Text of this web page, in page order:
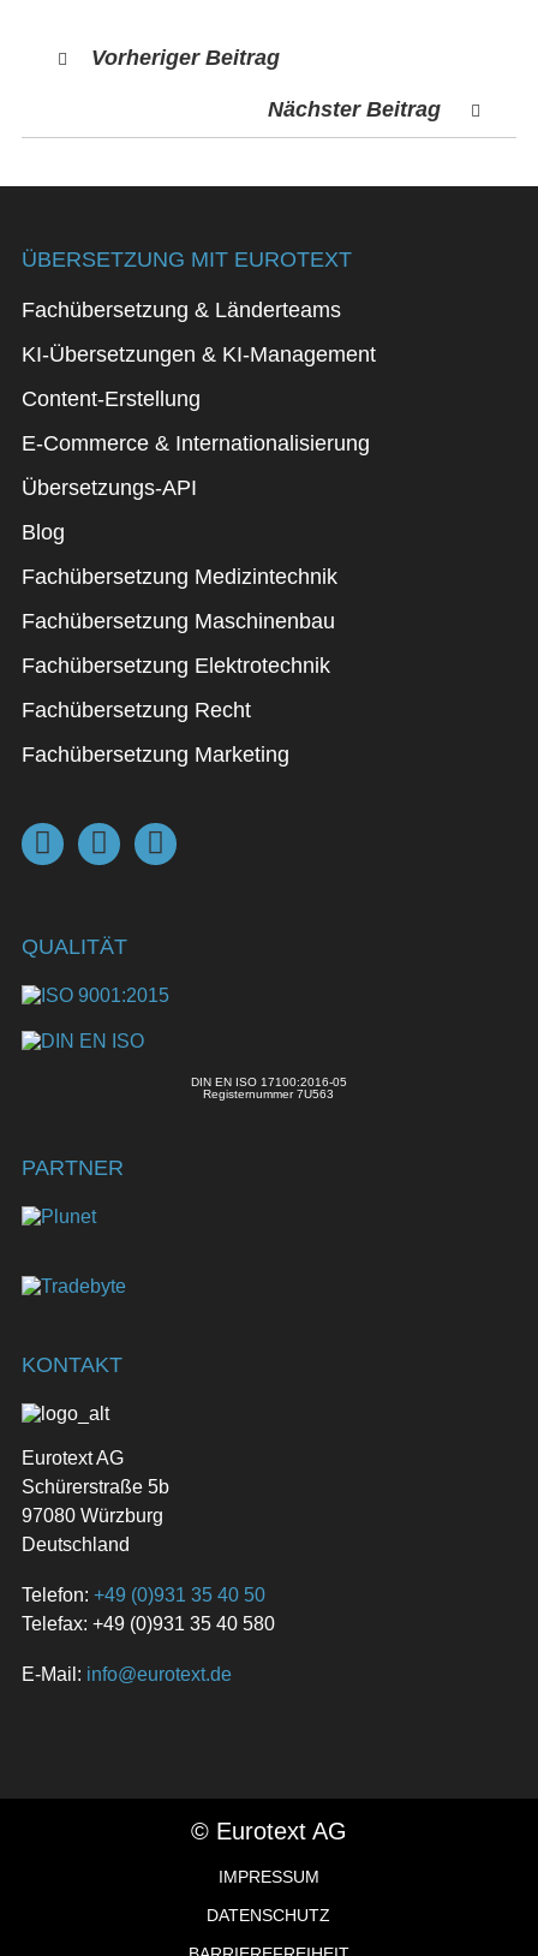
Vorheriger Beitrag
Nächster Beitrag
ÜBERSETZUNG MIT EUROTEXT
Fachübersetzung & Länderteams
KI-Übersetzungen & KI-Management
Content-Erstellung
E-Commerce & Internationalisierung
Übersetzungs-API
Blog
Fachübersetzung Medizintechnik
Fachübersetzung Maschinenbau
Fachübersetzung Elektrotechnik
Fachübersetzung Recht
Fachübersetzung Marketing
QUALITÄT
DIN EN ISO 17100:2016-05
Registernummer 7U563
PARTNER
KONTAKT
Eurotext AG
Schürerstraße 5b
97080 Würzburg
Deutschland
Telefon: +49 (0)931 35 40 50
Telefax: +49 (0)931 35 40 580
E-Mail: info@eurotext.de
© Eurotext AG
IMPRESSUM
DATENSCHUTZ